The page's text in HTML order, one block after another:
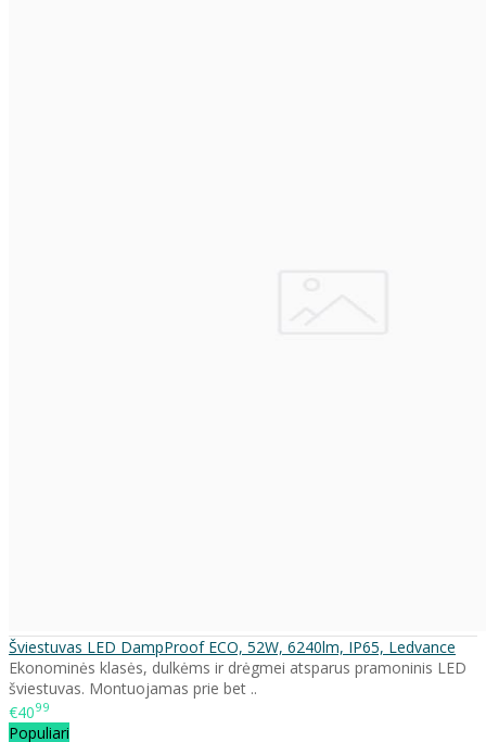
Šviestuvas LED DampProof ECO, 52W, 6240lm, IP65, Ledvance
Ekonominės klasės, dulkėms ir drėgmei atsparus pramoninis LED
šviestuvas. Montuojamas prie bet ..
€4099
Populiari